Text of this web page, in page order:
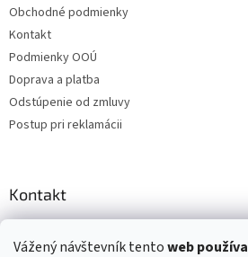
Vážený návštevník tentoweb používa
Obchodné podmienky
Kontakt
Podmienky OOÚ
Doprava a platba
Odstúpenie od zmluvy
Postup pri reklamácii
Kontakt